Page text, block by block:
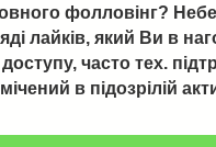
фолловінг?
лайків, який Ви в
часто тех.
в підозрілій